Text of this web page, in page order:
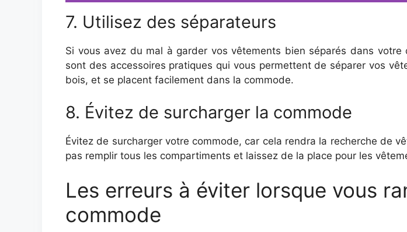
7. Utilisez des séparateurs
Si vous avez du mal à garder vos vêtements bien séparés dans
sont des accessoires pratiques qui vous permettent de séparer vos
bois, et se placent facilement dans la commode.
8. Évitez de surcharger la commode
Évitez de surcharger votre commode, car cela rendra la recherche de
pas remplir tous les compartiments et laissez de la place pour les
Les erreurs à éviter lorsque vous
commode